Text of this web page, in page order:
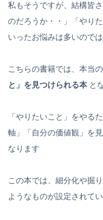
私もそうですが、結構皆
のだろうか・・」「やり
いったお悩みは多いので
こちらの書籍では、本当
と」を見つけられる本と
「やりたいこと」をやる
軸」「自分の価値観」を
なります
この本では、細分化や掘
ようなものが設定されてい